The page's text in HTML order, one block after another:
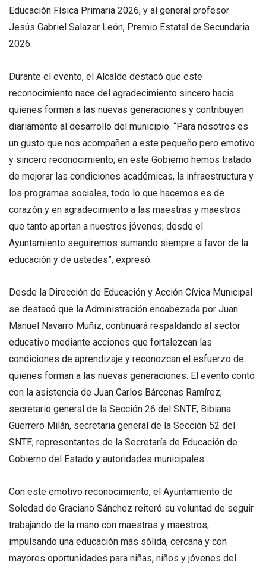
Educación Física Primaria 2026, y al general profesor
Jesús Gabriel Salazar León, Premio Estatal de Secundaria
2026.
Durante el evento, el Alcalde destacó que este
reconocimiento nace del agradecimiento sincero hacia
quienes forman a las nuevas generaciones y contribuyen
diariamente al desarrollo del municipio. “Para nosotros es
un gusto que nos acompañen a este pequeño pero emotivo
y sincero reconocimiento; en este Gobierno hemos tratado
de mejorar las condiciones académicas, la infraestructura y
los programas sociales, todo lo que hacemos es de
corazón y en agradecimiento a las maestras y maestros
que tanto aportan a nuestros jóvenes; desde el
Ayuntamiento seguiremos sumando siempre a favor de la
educación y de ustedes”, expresó.
Desde la Dirección de Educación y Acción Cívica Municipal
se destacó que la Administración encabezada por Juan
Manuel Navarro Muñiz, continuará respaldando al sector
educativo mediante acciones que fortalezcan las
condiciones de aprendizaje y reconozcan el esfuerzo de
quienes forman a las nuevas generaciones. El evento contó
con la asistencia de Juan Carlos Bárcenas Ramírez,
secretario general de la Sección 26 del SNTE; Bibiana
Guerrero Milán, secretaria general de la Sección 52 del
SNTE; representantes de la Secretaría de Educación de
Gobierno del Estado y autoridades municipales.
Con este emotivo reconocimiento, el Ayuntamiento de
Soledad de Graciano Sánchez reiteró su voluntad de seguir
trabajando de la mano con maestras y maestros,
impulsando una educación más sólida, cercana y con
mayores oportunidades para niñas, niños y jóvenes del